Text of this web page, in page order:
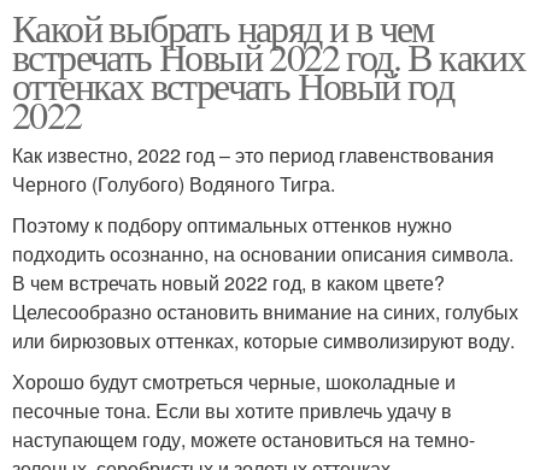
Какой выбрать наряд и в чем
встречать Новый 2022 год. В каких
оттенках встречать Новый год
2022
Как известно, 2022 год – это период главенствования
Черного (Голубого) Водяного Тигра.
Поэтому к подбору оптимальных оттенков нужно
подходить осознанно, на основании описания символа.
В чем встречать новый 2022 год, в каком цвете?
Целесообразно остановить внимание на синих, голубых
или бирюзовых оттенках, которые символизируют воду.
Хорошо будут смотреться черные, шоколадные и
песочные тона. Если вы хотите привлечь удачу в
наступающем году, можете остановиться на темно-